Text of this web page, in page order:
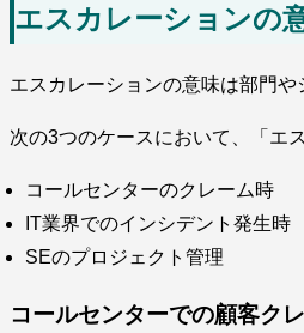
エスカレーションの
エスカレーションの意味は部門
次の3つのケースにおいて、「エ
コールセンターのクレーム時
IT業界でのインシデント発生時
SEのプロジェクト管理
コールセンターでの顧客ク